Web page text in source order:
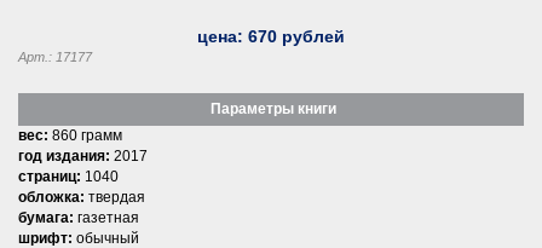
цена: 670 рублей
Арт.: 17177
Параметры книги
вес: 860 грамм
год издания: 2017
страниц: 1040
обложка: твердая
бумага: газетная
шрифт: обычный